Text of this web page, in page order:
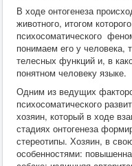
В ходе онтогенеза
животного, итогом
психосоматического
понимаем его у человека,
телесных функций и, в
понятном человеку языке.
Одним из ведущих
психосоматического
хозяин, который в ходе
стадиях онтогенеза
стереотипы. Хозяин, в
особенностями: